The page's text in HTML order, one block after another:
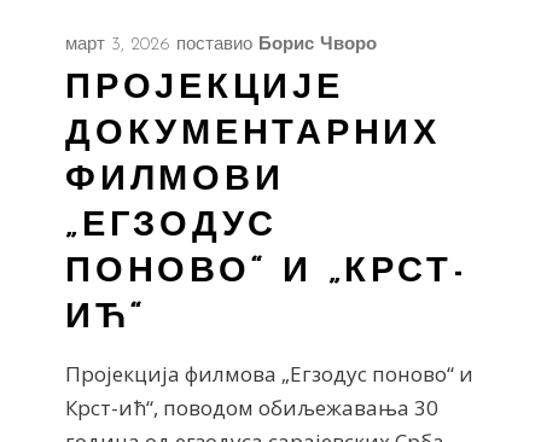
март 3, 2026 поставио Борис Чворо
ПРОЈЕКЦИЈЕ
ДОКУМЕНТАРНИХ
ФИЛМОВИ
„ЕГЗОДУС
ПОНОВО“ И „КРСТ-
ИЋ“
Пројекција филмова „Егзодус поново“ и
Крст-ић“, поводом обиљежавања 30